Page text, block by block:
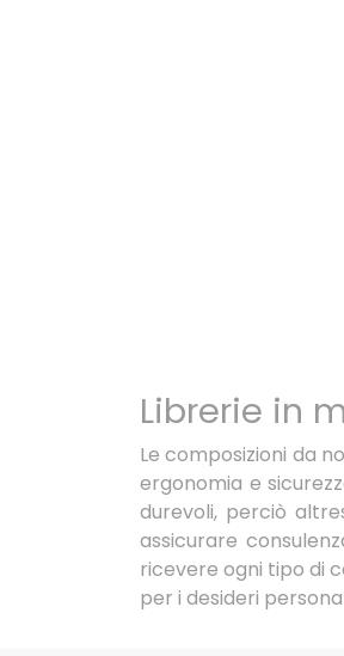
Librerie in
Le composizioni da
ergonomia e
durevoli, perciò
assicurare
ricevere ogni tipo di
per i desideri